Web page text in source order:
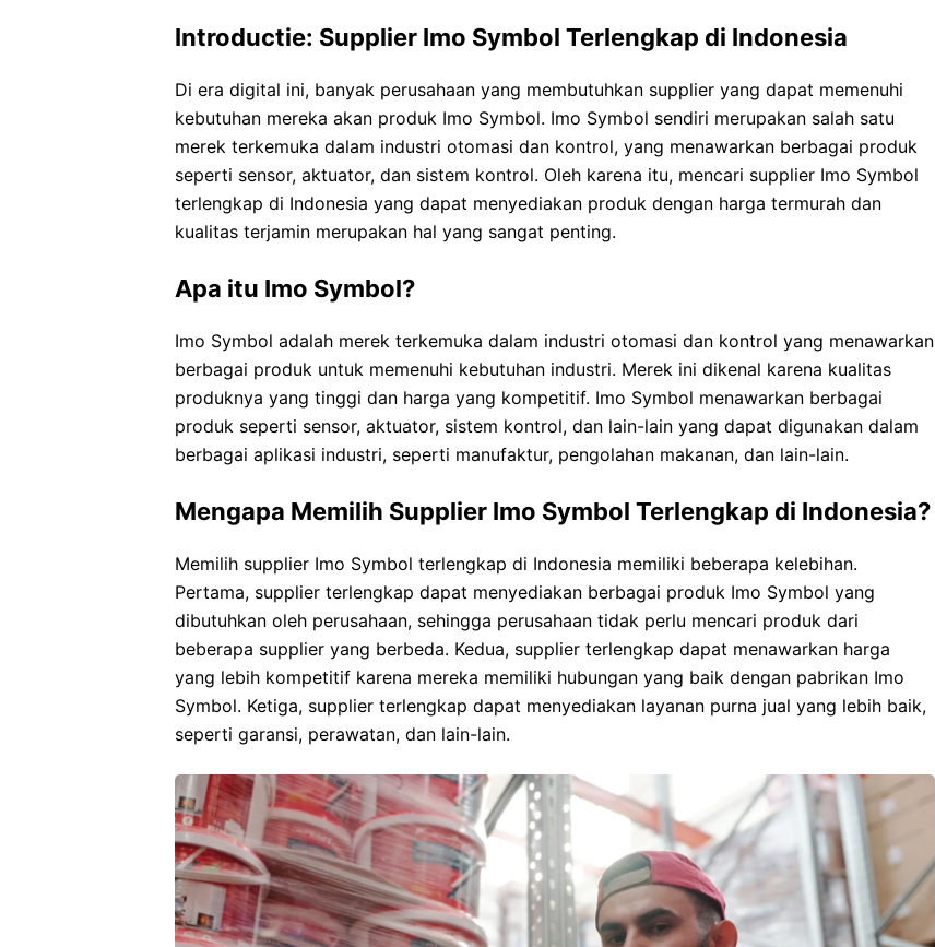
Introductie: Supplier Imo Symbol Terlengkap di Indonesia
Di era digital ini, banyak perusahaan yang membutuhkan supplier yang dapat memenuhi
kebutuhan mereka akan produk Imo Symbol. Imo Symbol sendiri merupakan salah satu
merek terkemuka dalam industri otomasi dan kontrol, yang menawarkan berbagai produk
seperti sensor, aktuator, dan sistem kontrol. Oleh karena itu, mencari supplier Imo Symbol
terlengkap di Indonesia yang dapat menyediakan produk dengan harga termurah dan
kualitas terjamin merupakan hal yang sangat penting.
Apa itu Imo Symbol?
Imo Symbol adalah merek terkemuka dalam industri otomasi dan kontrol yang menawarkan
berbagai produk untuk memenuhi kebutuhan industri. Merek ini dikenal karena kualitas
produknya yang tinggi dan harga yang kompetitif. Imo Symbol menawarkan berbagai
produk seperti sensor, aktuator, sistem kontrol, dan lain-lain yang dapat digunakan dalam
berbagai aplikasi industri, seperti manufaktur, pengolahan makanan, dan lain-lain.
Mengapa Memilih Supplier Imo Symbol Terlengkap di Indonesia?
Memilih supplier Imo Symbol terlengkap di Indonesia memiliki beberapa kelebihan.
Pertama, supplier terlengkap dapat menyediakan berbagai produk Imo Symbol yang
dibutuhkan oleh perusahaan, sehingga perusahaan tidak perlu mencari produk dari
beberapa supplier yang berbeda. Kedua, supplier terlengkap dapat menawarkan harga
yang lebih kompetitif karena mereka memiliki hubungan yang baik dengan pabrikan Imo
Symbol. Ketiga, supplier terlengkap dapat menyediakan layanan purna jual yang lebih baik,
seperti garansi, perawatan, dan lain-lain.